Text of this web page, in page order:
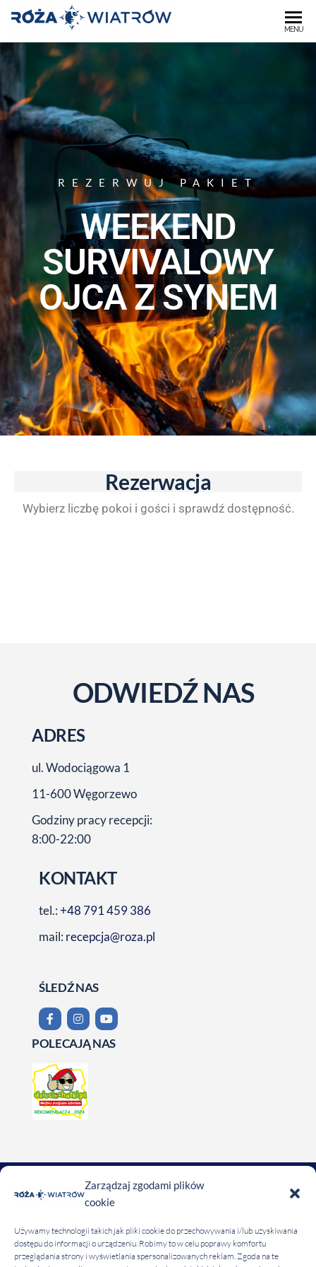
Zarządzaj zgodami plików
cookie
Używamy technologii takich jak pliki cookie do przechowywania i/lub uzyskiwania
dostępu do informacji o urządzeniu. Robimy to w celu poprawy komfortu
przeglądania strony i wyświetlania spersonalizowanych reklam. Zgoda na te
MENU
REZERWUJ PAKIET
WEEKEND
SURVIVALOWY
OJCA Z SYNEM
Rezerwacja
Wybierz liczbę pokoi i gości i sprawdź dostępność.
ODWIEDŹ NAS
ADRES
ul. Wodociągowa 1
11-600 Węgorzewo
Godziny pracy recepcji:
8:00-22:00
KONTAKT
tel.:+48 791 459 386
mail: recepcja@roza.pl
ŚLEDŹ NAS
POLECAJĄ NAS
COPYRIGHT 2020 RÓŻA WIATRÓW
REGULAMIN OŚRODKA